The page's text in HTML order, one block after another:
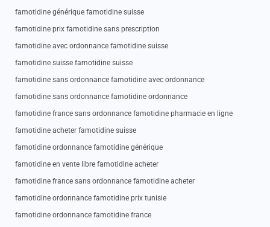
famotidine générique famotidine suisse
famotidine prix famotidine sans prescription
famotidine avec ordonnance famotidine suisse
famotidine suisse famotidine suisse
famotidine sans ordonnance famotidine avec ordonnance
famotidine sans ordonnance famotidine ordonnance
famotidine france sans ordonnance famotidine pharmacie en ligne
famotidine acheter famotidine suisse
famotidine ordonnance famotidine générique
famotidine en vente libre famotidine acheter
famotidine france sans ordonnance famotidine acheter
famotidine ordonnance famotidine prix tunisie
famotidine ordonnance famotidine france